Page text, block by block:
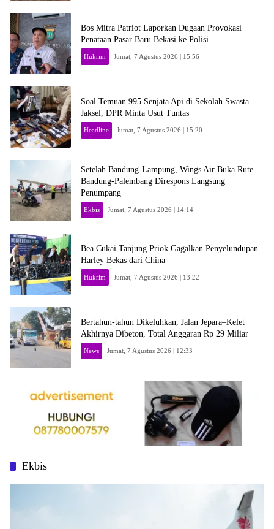
Bos Mitra Patriot Laporkan Dugaan Provokasi
Penataan Pasar Baru Bekasi ke Polisi
Hukrim Jumat, 7 Agustus 2026 | 15:56
Soal Temuan 995 Senjata Api di Sekolah Swasta
Jaksel, DPR Minta Usut Tuntas
Headline Jumat, 7 Agustus 2026 | 15:20
Setelah Bandung-Lampung, Wings Air Buka Rute
Bandung-Palembang Direspons Langsung
Penumpang
Ekbis Jumat, 7 Agustus 2026 | 14:14
Bea Cukai Tanjung Priok Gagalkan Penyelundupan
Harley Bekas dari China
Hukrim Jumat, 7 Agustus 2026 | 13:22
Bertahun-tahun Dikeluhkan, Jalan Jepara–Kelet
Akhirnya Dibeton, Total Anggaran Rp 29 Miliar
News Jumat, 7 Agustus 2026 | 12:33
Ekbis